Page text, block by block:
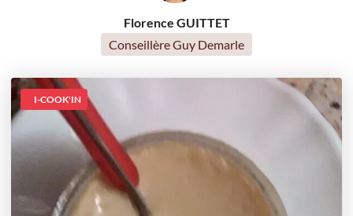
Florence GUITTET
Conseillère Guy Demarle
I-COOK'IN